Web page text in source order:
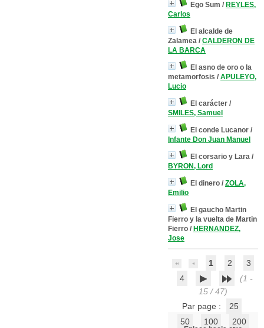
Ego Sum / REYLES,
Carlos
El alcalde de
Zalamea / CALDERON DE
LA BARCA
El asno de oro o la
metamorfosis / APULEYO,
Lucio
El carácter /
SMILES, Samuel
El conde Lucanor /
Infante Don Juan Manuel
El corsario y Lara /
BYRON, Lord
El dinero / ZOLA,
Emilio
El gaucho Martin
Fierro y la vuelta de Martin
Fierro / HERNANDEZ,
Jose
1 2
3
4
(1 -
15 / 47)
Par page :
25
50
100 200